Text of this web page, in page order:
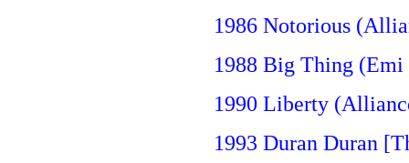
1986 Notorious
1988 Big Thing (Emi
1990 Liberty
1993 Duran Duran